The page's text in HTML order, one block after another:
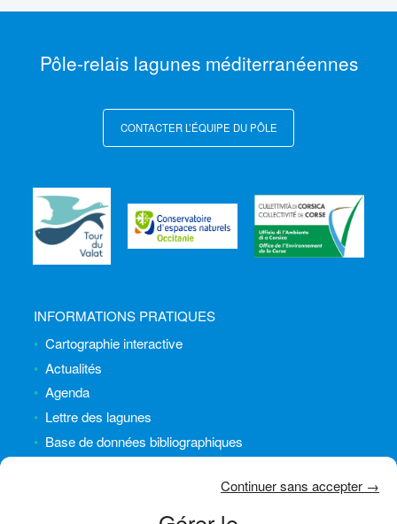
Continuer sans accepter →
Pôle-relais lagunes méditerranéennes
CONTACTER L’ÉQUIPE DU PÔLE
INFORMATIONS PRATIQUES
Cartographie interactive
Actualités
Agenda
Lettre des lagunes
Base de données bibliographiques